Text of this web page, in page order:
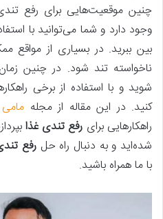
چنین موقعیت‌هایی برای رفع
وجود دارد و شما می‌توانید با
بین ببرید. در بسیاری از
ناخواسته تند شود. در چنین
شوید و با استفاده از برخی
کنید. در این مقاله از مجله
راهکارهایی برای رفع تندی غذا
شده‌اید و به دنبال راه حلرفع
با ما همراه باشید.